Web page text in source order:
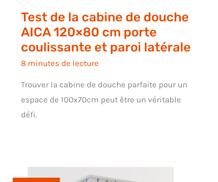
Test de la cabine de douche
AICA 120×80 cm porte
coulissante et paroi latérale
8 minutes de lecture
Trouver la cabine de douche parfaite pour un
espace de 100x70cm peut être un véritable
défi.